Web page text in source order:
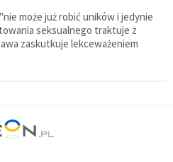
może już robić uników i jedynie
seksualnego traktuje z
zaskutkuje lekceważeniem